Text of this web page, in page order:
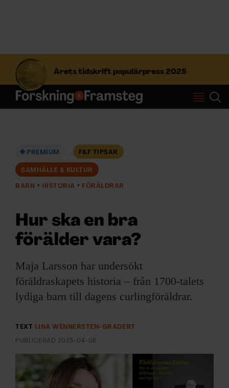
Årets tidskrift populärpress 2025
S
f
t
Prenumerera
NYHETSBREV
ARKIV & E-TIDNING
EVENEMANG & RESOR
KONTAKTA F&F
SKRIV I F&F
PREMIUM F&F TIPSAR
SAMHÄLLE & KULTUR
BARN HISTORIA FÖRÄLDRAR
Hur ska en bra
förälder vara?
Maja Larsson har undersökt
föräldraskapets historia – från 1700-talets
lydiga barn till dagens curlingföräldrar.
TEXT LINA WENNERSTEN-GRADERT
PUBLICERAD 2025-04-08